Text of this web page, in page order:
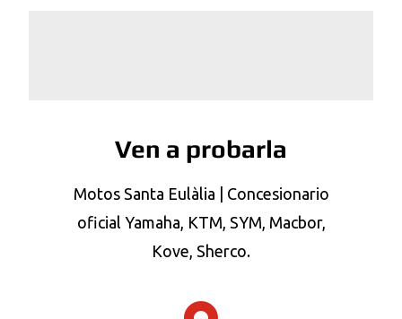
Ven a probarla
Motos Santa Eulàlia | Concesionario
oficial Yamaha , KTM, SYM, Macbor,
Kove, Sherco.